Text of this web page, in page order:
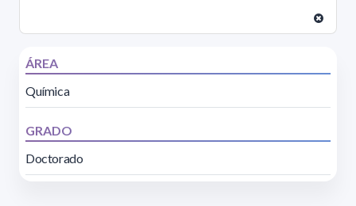
ÁREA
Química
GRADO
Doctorado